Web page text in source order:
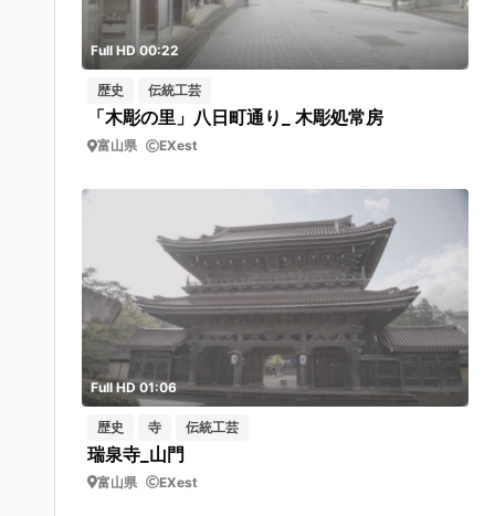
Full HD 00:22
歴史 伝統工芸
「木彫の里」八日町通り_ 木彫処常房
富山県 EXest
Full HD 01:06
歴史 寺 伝統工芸
瑞泉寺_山門
富山県 EXest